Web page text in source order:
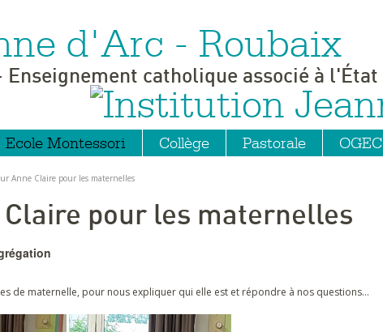
d'Arc - Roubaix
catholique associé à l'État
Ecole Montessori Collège Pastorale OGEC
Anne Claire pour les maternelles
pour les maternelles
de maternelle, pour nous expliquer qui elle est et répondre à nos questions...